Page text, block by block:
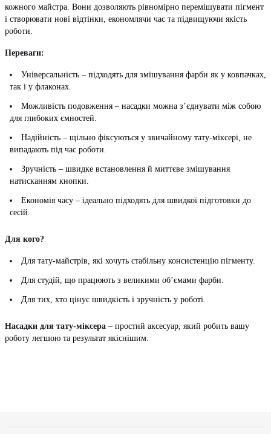
кожного майстра. Вони дозволяють рівномірно перемішувати пігмент
і створювати нові відтінки, економлячи час та підвищуючи якість
роботи.
Переваги:
Універсальність – підходять для змішування фарби як у ковпачках,
так і у флаконах.
Можливість подовження – насадки можна з’єднувати між собою
для глибоких ємностей.
Надійність – щільно фіксуються у звичайному тату-міксері, не
випадають під час роботи.
Зручність – швидке встановлення й миттєве змішування
натисканням кнопки.
Економія часу – ідеально підходять для швидкої підготовки до
сесій.
Для кого?
Для тату-майстрів, які хочуть стабільну консистенцію пігменту.
Для студій, що працюють з великими об’ємами фарби.
Для тих, хто цінує швидкість і зручність у роботі.
Насадки для тату-міксера – простий аксесуар, який робить вашу
роботу легшою та результат якіснішим.